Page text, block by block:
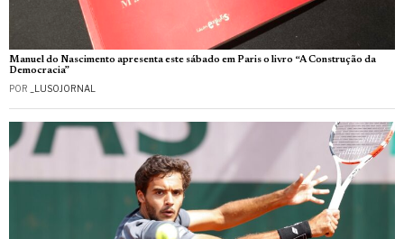
Manuel do Nascimento apresenta este sábado em Paris o livro “A Construção da
Democracia”
POR _LUSOJORNAL